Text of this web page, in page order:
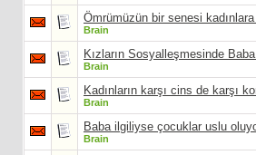
Ömrümüzün bir senesi
Brain
Kızların Sosyalleşmesinde
Brain
Kadınların karşı cins de karşı
Brain
Baba ilgiliyse çocuklar uslu
Brain